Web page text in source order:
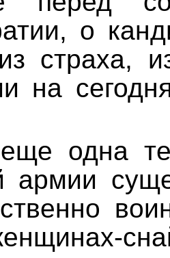
о
страха,
на
еще одна
армии